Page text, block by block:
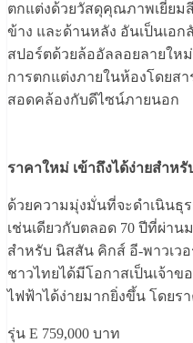
ตกแต่งด้วยวัสดุคุณภาพเยี่ยม
ข้าง และด้านหลัง อันเป็นเอ
สปอร์ตด้วยล้ออัลลอยลายให
การตกแต่งภายในห้องโดยส
สอดคล้องกับดีไซน์ภายนอก
ราคาใหม่ เข้าถึงได้ง่ายสำห
ด้วยความมุ่งมั่นที่จะดำเนินธุ
เช่นเดียวกับตลอด 70 ปีที่ผ่า
สำหรับ นิสสัน คิกส์ อี-พาวเว
ชาวไทยได้มีโอกาสเป็นเจ้า
ไฟฟ้าได้ง่ายมากยิ่งขึ้น โดยร
รุ่น E 759,000 บาท